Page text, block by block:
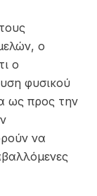
ο
ο
φυσικού
ως προς την
να